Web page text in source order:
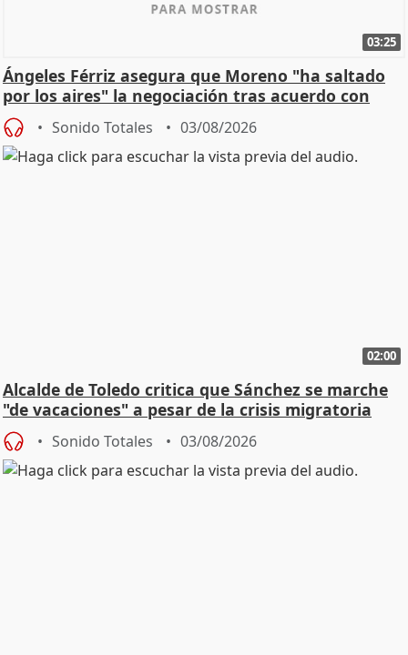
03:25
Ángeles Férriz asegura que Moreno "ha saltado
por los aires" la negociación tras acuerdo con
SMA
Sonido Totales 03/08/2026
02:00
Alcalde de Toledo critica que Sánchez se marche
"de vacaciones" a pesar de la crisis migratoria
Sonido Totales 03/08/2026